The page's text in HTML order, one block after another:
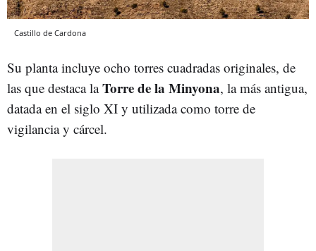
Castillo de Cardona
Su planta incluye ocho torres cuadradas originales, de
las que destaca laTorre de la Minyona, la más antigua,
datada en el siglo XI y utilizada como torre de
vigilancia y cárcel.